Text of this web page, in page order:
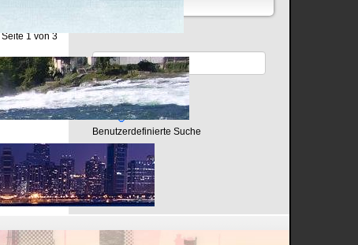
Seite 1 von 3
Benutzerdefinierte Suche